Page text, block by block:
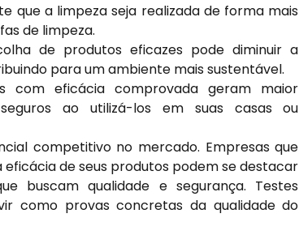
que a limpeza seja realizada de forma mais
de limpeza.
de produtos eficazes pode diminuir a
para um ambiente mais sustentável.
com eficácia comprovada geram maior
ao utilizá-los em suas casas ou
competitivo no mercado. Empresas que
de seus produtos podem se destacar
buscam qualidade e segurança. Testes
como provas concretas da qualidade do